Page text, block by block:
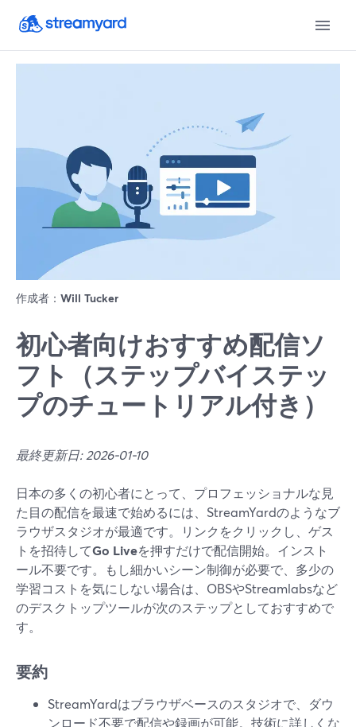
作成者： Will Tucker
初心者向けおすすめ配信ソ
フト（ステップバイステッ
プのチュートリアル付き）
最終更新日: 2026-01-10
日本の多くの初心者にとって、プロフェッショナルな見
た目の配信を最速で始めるには、StreamYardのようなブ
ラウザスタジオが最適です。リンクをクリックし、ゲス
トを招待してGo Liveを押すだけで配信開始。インスト
ール不要です。もし細かいシーン制御が必要で、多少の
学習コストを気にしない場合は、OBSやStreamlabsなど
のデスクトップツールが次のステップとしておすすめで
す。
要約
StreamYardはブラウザベースのスタジオで、ダウ
ンロード不要で配信や録画が可能。技術に詳しくな